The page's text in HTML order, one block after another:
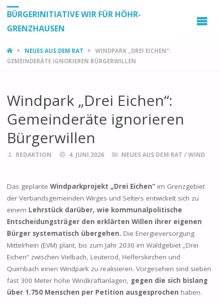
BÜRGERINITIATIVE WIR FÜR HÖHR-
GRENZHAUSEN
STARTNEUES AUS DEM RAT
WINDPARK „DREI EICHEN“:
GEMEINDERÄTE IGNORIEREN BÜRGERWILLEN
Windpark „Drei Eichen“:
Gemeinderäte ignorieren
Bürgerwillen
REDAKTION 4. JUNI 2026 NEUES AUS DEM RAT /WIND
Das geplante Windparkprojekt „Drei Eichen“im Grenzgebiet
der Verbandsgemeinden Wirges und Selters entwickelt sich zu
einem Lehrstück darüber, wie kommunalpolitische
Entscheidungsträger den erklärten Willen ihrer eigenen
Bürger systematisch übergehen. Die Energieversorgung
Mittelrhein (EVM) plant, bis zum Jahr 2030 im Waldgebiet „Drei
Eichen“ zwischen Vielbach, Leuterod, Helferskirchen und
Quirnbach einen Windpark zu realisieren. Vorgesehen sind sieben
fast 300 Meter hohe Windkraftanlagen, gegen die sich bislang
über 1.750 Menschen per Petition ausgesprochen haben.